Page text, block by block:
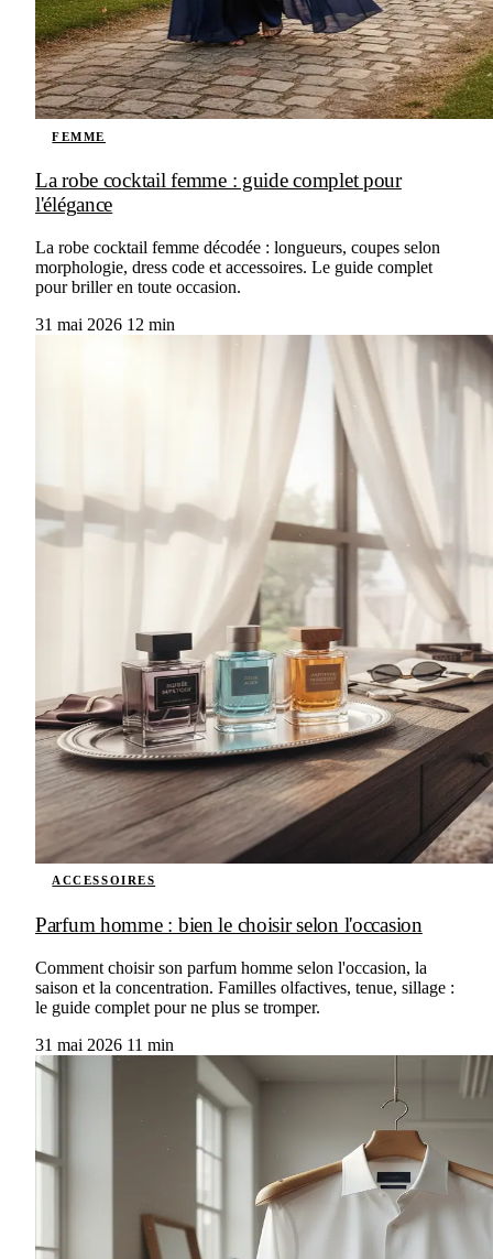
FEMME
La robe cocktail femme : guide complet pour
l'élégance
La robe cocktail femme décodée : longueurs, coupes selon
morphologie, dress code et accessoires. Le guide complet
pour briller en toute occasion.
31 mai 2026 12 min
ACCESSOIRES
Parfum homme : bien le choisir selon l'occasion
Comment choisir son parfum homme selon l'occasion, la
saison et la concentration. Familles olfactives, tenue, sillage :
le guide complet pour ne plus se tromper.
31 mai 2026 11 min